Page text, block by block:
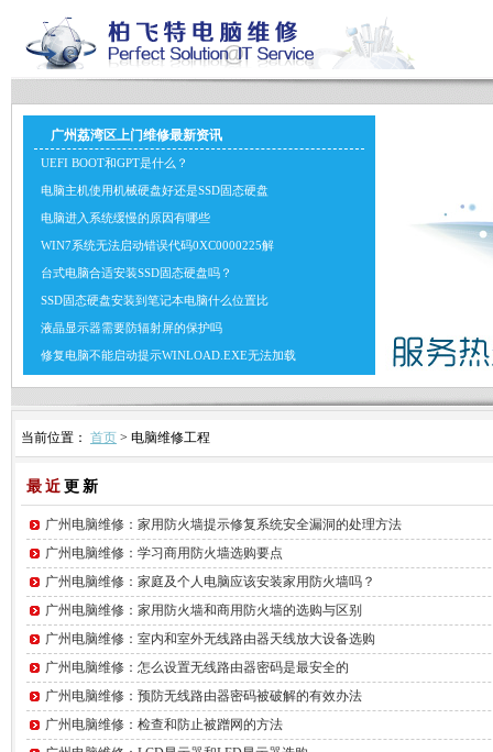
广州荔湾区上门维修最新资讯
UEFI BOOT和GPT是什么？
电脑主机使用机械硬盘好还是SSD固态硬盘
电脑进入系统缓慢的原因有哪些
WIN7系统无法启动错误代码0XC0000225解
台式电脑合适安装SSD固态硬盘吗？
SSD固态硬盘安装到笔记本电脑什么位置比
液晶显示器需要防辐射屏的保护吗
修复电脑不能启动提示WINLOAD.EXE无法加载
当前位置： 首页 > 电脑维修工程
最近 更新
广州电脑维修：家用防火墙提示修复系统安全漏洞的处理方法
广州电脑维修：学习商用防火墙选购要点
广州电脑维修：家庭及个人电脑应该安装家用防火墙吗？
广州电脑维修：家用防火墙和商用防火墙的选购与区别
广州电脑维修：室内和室外无线路由器天线放大设备选购
广州电脑维修：怎么设置无线路由器密码是最安全的
广州电脑维修：预防无线路由器密码被破解的有效办法
广州电脑维修：检查和防止被蹭网的方法